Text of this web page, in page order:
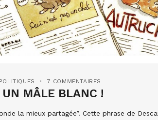
7 COMMENTAIRES
MÂLE BLANC !
la mieux partagée”. Cette phrase de